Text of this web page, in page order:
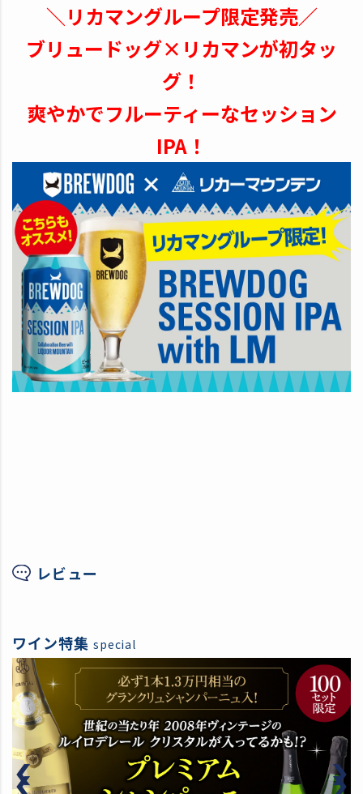
＼リカマングループ限定発売／
ブリュードッグ×リカマンが初タッ
グ！
爽やかでフルーティーなセッション
IPA！
レビュー
ワイン特集 special